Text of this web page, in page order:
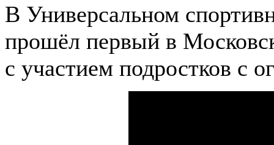
В Универсальном
прошёл первый в
с участием подростков с